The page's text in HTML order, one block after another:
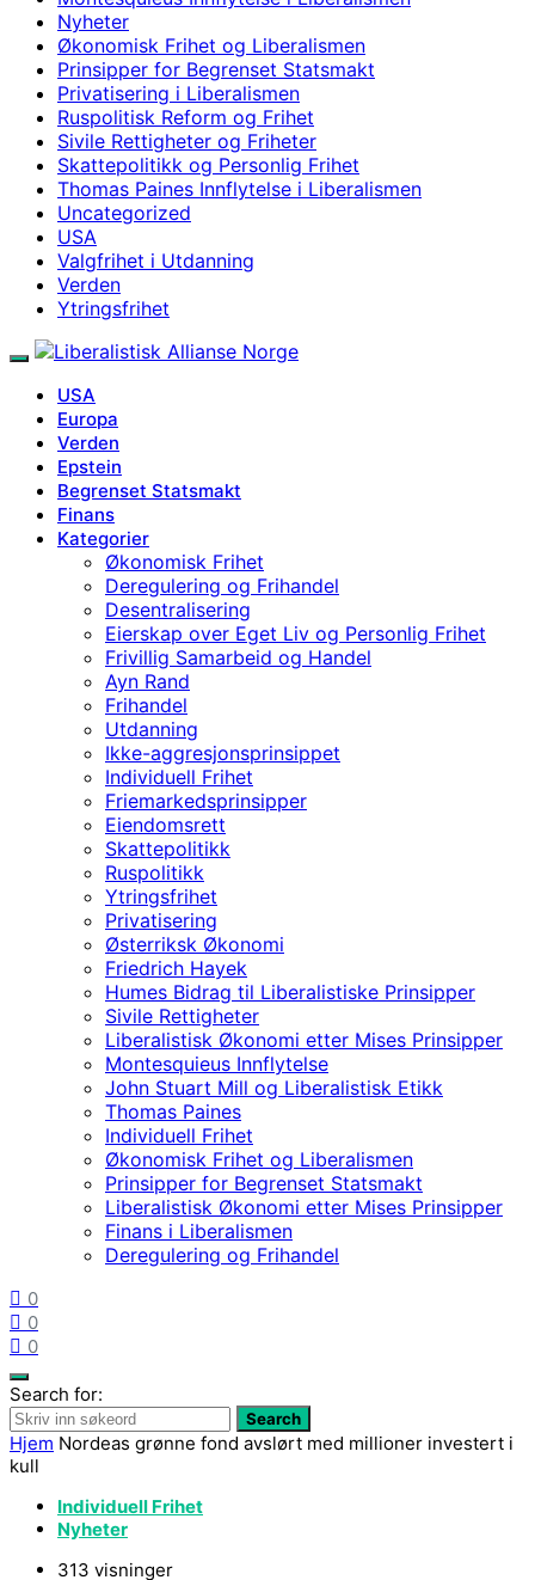
Nyheter
Økonomisk Frihet og Liberalismen
Prinsipper for Begrenset Statsmakt
Privatisering i Liberalismen
Ruspolitisk Reform og Frihet
Sivile Rettigheter og Friheter
Skattepolitikk og Personlig Frihet
Thomas Paines Innflytelse i Liberalismen
Uncategorized
USA
Valgfrihet i Utdanning
Verden
Ytringsfrihet
USA
Europa
Verden
Epstein
Begrenset Statsmakt
Finans
Kategorier
Økonomisk Frihet
Deregulering og Frihandel
Desentralisering
Eierskap over Eget Liv og Personlig Frihet
Frivillig Samarbeid og Handel
Ayn Rand
Frihandel
Utdanning
Ikke-aggresjonsprinsippet
Individuell Frihet
Friemarkedsprinsipper
Eiendomsrett
Skattepolitikk
Ruspolitikk
Ytringsfrihet
Privatisering
Østerriksk Økonomi
Friedrich Hayek
Humes Bidrag til Liberalistiske Prinsipper
Sivile Rettigheter
Liberalistisk Økonomi etter Mises Prinsipper
Montesquieus Innflytelse
John Stuart Mill og Liberalistisk Etikk
Thomas Paines
Individuell Frihet
Økonomisk Frihet og Liberalismen
Prinsipper for Begrenset Statsmakt
Liberalistisk Økonomi etter Mises Prinsipper
Finans i Liberalismen
Deregulering og Frihandel
0
0
0
Search for:
Search
Hjem Nordeas grønne fond avslørt med millioner investert i
kull
Individuell Frihet
Nyheter
313 visninger